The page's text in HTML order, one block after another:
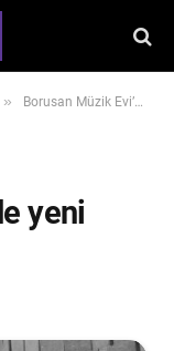
» Borusan Müzik Evi’nde yeni sezon başlıyor
yeni